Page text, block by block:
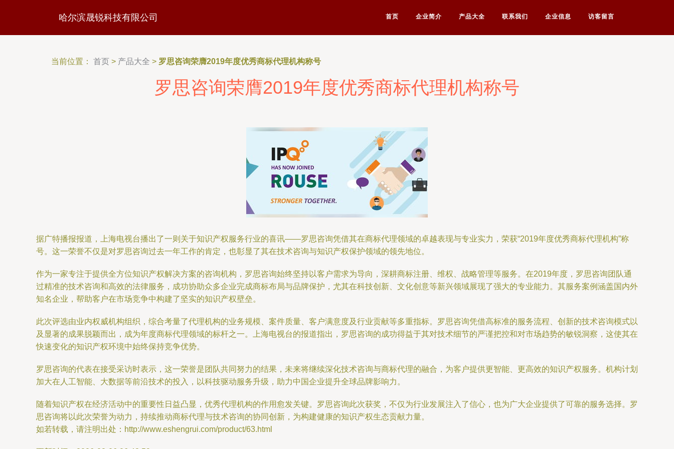
哈尔滨晟锐科技有限公司 首页 企业简介 产品大全 联系我们 企业信息 访客留言
当前位置： 首页 > 产品大全 > 罗思咨询荣膺2019年度优秀商标代理机构称号
罗思咨询荣膺2019年度优秀商标代理机构称号
据广特播报报道，上海电视台播出了一则关于知识产权服务行业的喜讯——罗思咨询凭借其在商标代理领域的卓越表现与专业实力，荣获“2019年度优秀商标代理机构”称
号。这一荣誉不仅是对罗思咨询过去一年工作的肯定，也彰显了其在技术咨询与知识产权保护领域的领先地位。
作为一家专注于提供全方位知识产权解决方案的咨询机构，罗思咨询始终坚持以客户需求为导向，深耕商标注册、维权、战略管理等服务。在2019年度，罗思咨询团队通
过精准的技术咨询和高效的法律服务，成功协助众多企业完成商标布局与品牌保护，尤其在科技创新、文化创意等新兴领域展现了强大的专业能力。其服务案例涵盖国内外
知名企业，帮助客户在市场竞争中构建了坚实的知识产权壁垒。
此次评选由业内权威机构组织，综合考量了代理机构的业务规模、案件质量、客户满意度及行业贡献等多重指标。罗思咨询凭借高标准的服务流程、创新的技术咨询模式以
及显著的成果脱颖而出，成为年度商标代理领域的标杆之一。上海电视台的报道指出，罗思咨询的成功得益于其对技术细节的严谨把控和对市场趋势的敏锐洞察，这使其在
快速变化的知识产权环境中始终保持竞争优势。
罗思咨询的代表在接受采访时表示，这一荣誉是团队共同努力的结果，未来将继续深化技术咨询与商标代理的融合，为客户提供更智能、更高效的知识产权服务。机构计划
加大在人工智能、大数据等前沿技术的投入，以科技驱动服务升级，助力中国企业提升全球品牌影响力。
随着知识产权在经济活动中的重要性日益凸显，优秀代理机构的作用愈发关键。罗思咨询此次获奖，不仅为行业发展注入了信心，也为广大企业提供了可靠的服务选择。罗
思咨询将以此次荣誉为动力，持续推动商标代理与技术咨询的协同创新，为构建健康的知识产权生态贡献力量。
如若转载，请注明出处：http://www.eshengrui.com/product/63.html